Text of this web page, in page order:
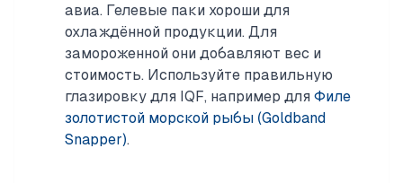
авиа. Гелевые паки хороши для
охлаждённой продукции. Для
замороженной они добавляют вес и
стоимость. Используйте правильную
глазировку для IQF, например для Филе
золотистой морской рыбы (Goldband
Snapper).